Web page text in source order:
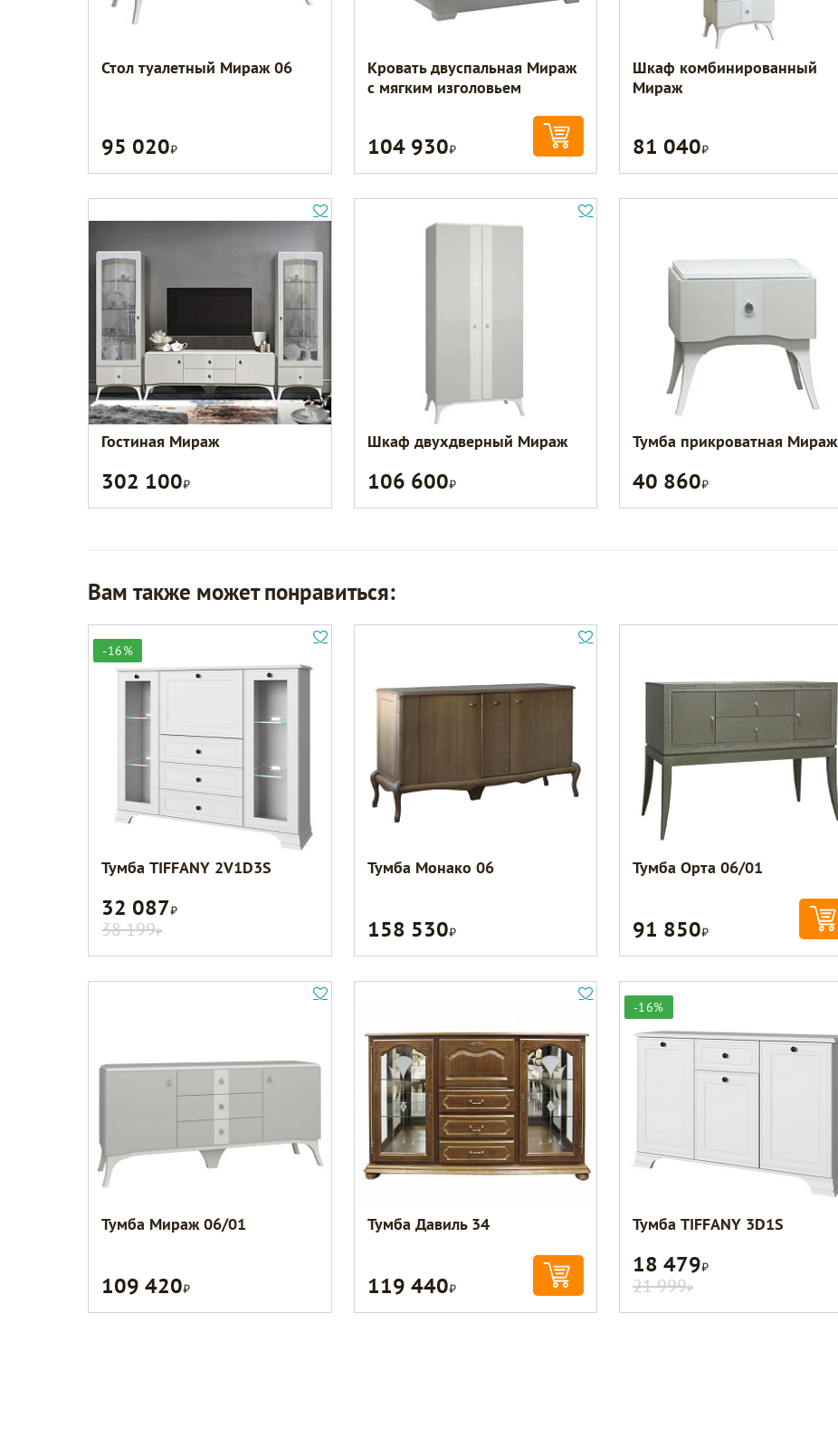
Стол туалетный Мираж 06
95 020Р
Кровать двуспальная Мираж
с мягким изголовьем
104 930Р
Шкаф комбинированный
Мираж
81 040Р
Гостиная Мираж
302 100Р
Шкаф двухдверный Мираж
106 600Р
Тумба прикроватная Мираж
40 860Р
Вам также может понравиться:
-16%
Тумба TIFFANY 2V1D3S
32 087Р
38 199Р
Тумба Монако 06
158 530Р
Тумба Орта 06/01
91 850Р
Тумба Мираж 06/01
109 420Р
Тумба Давиль 34
119 440Р
-16%
Тумба TIFFANY 3D1S
18 479Р
21 999Р